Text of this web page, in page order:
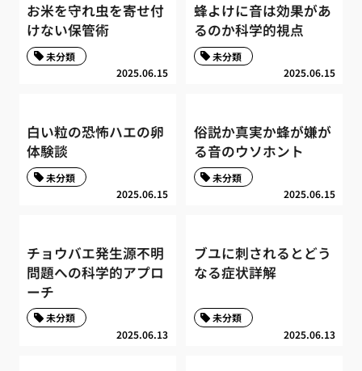
お米を守れ虫を寄せ付
けない保管術
2025.06.15
未分類
蜂よけに音は効果があ
るのか科学的視点
2025.06.15
未分類
白い粒の恐怖ハエの卵
体験談
2025.06.15
未分類
俗説か真実か蜂が嫌が
る音のウソホント
2025.06.15
未分類
チョウバエ発生源不明
問題への科学的アプロ
ーチ
2025.06.13
未分類
ブユに刺されるとどう
なる症状詳解
2025.06.13
未分類